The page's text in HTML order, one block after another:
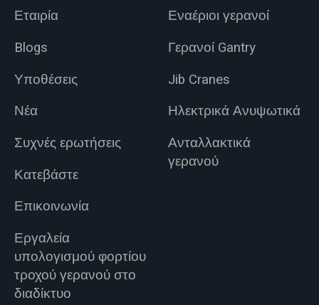
Εταιρία
Blogs
Υποθέσεις
Νέα
Συχνές ερωτήσεις
Κατεβάστε
Επικοινωνία
Εργαλεία
υπολογισμού φορτίου
τροχού γερανού στο
διαδίκτυο
Εναέριοι γερανοί
Γερανοί Gantry
Jib Cranes
Ηλεκτρικά Ανυψωτικά
Ανταλλακτικά
γερανού